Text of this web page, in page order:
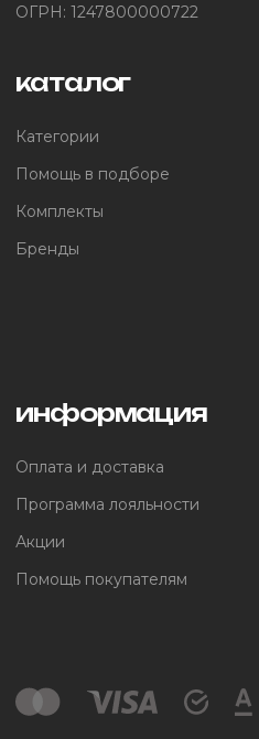
ОГРН: 1247800000722
каталог
Категории
Помощь в подборе
Комплекты
Бренды
информация
Оплата и доставка
Программа лояльности
Акции
Помощь покупателям